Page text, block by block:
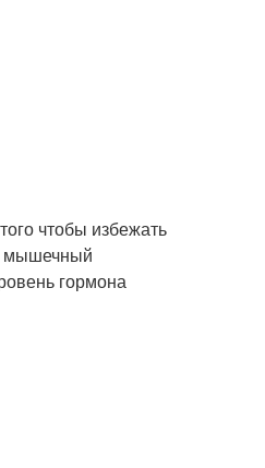
чтобы избежать
мышечный
гормона